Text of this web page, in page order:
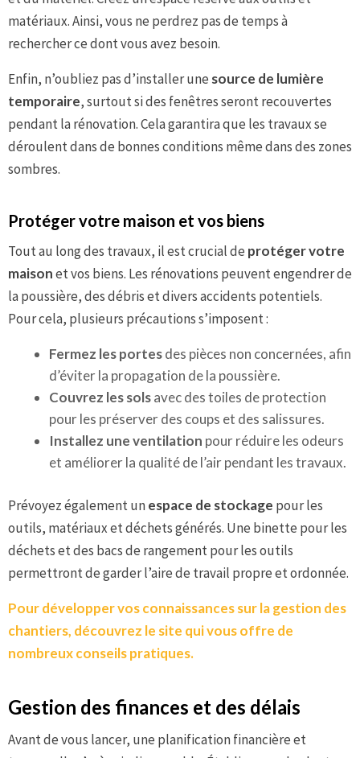
matériaux. Ainsi, vous ne perdrez pas de temps à
rechercher ce dont vous avez besoin.
Enfin, n’oubliez pas d’installer une source de lumière
temporaire, surtout si des fenêtres seront recouvertes
pendant la rénovation. Cela garantira que les travaux se
déroulent dans de bonnes conditions même dans des zones
sombres.
Protéger votre maison et vos biens
Tout au long des travaux, il est crucial de protéger votre
maisonet vos biens. Les rénovations peuvent engendrer de
la poussière, des débris et divers accidents potentiels.
Pour cela, plusieurs précautions s’imposent :
Fermez les portesdes pièces non concernées, afin
d’éviter la propagation de la poussière.
Couvrez les solsavec des toiles de protection
pour les préserver des coups et des salissures.
Installez une ventilation pour réduire les odeurs
et améliorer la qualité de l’air pendant les travaux.
Prévoyez également unespace de stockage pour les
outils, matériaux et déchets générés. Une binette pour les
déchets et des bacs de rangement pour les outils
permettront de garder l’aire de travail propre et ordonnée.
Pour développer vos connaissances sur la gestion des
chantiers, découvrez le site qui vous offre de
nombreux conseils pratiques.
Gestion des finances et des délais
Avant de vous lancer, une planification financière et